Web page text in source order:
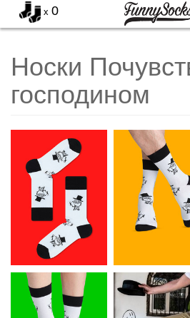
x 0
Носки
господином